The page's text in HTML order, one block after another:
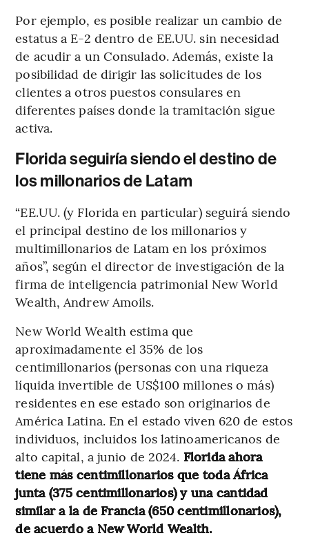
Por ejemplo, es posible realizar un cambio de
estatus a E-2 dentro de EE.UU. sin necesidad
de acudir a un Consulado. Además, existe la
posibilidad de dirigir las solicitudes de los
clientes a otros puestos consulares en
diferentes países donde la tramitación sigue
activa.
Florida seguiría siendo el destino de
los millonarios de Latam
“EE.UU. (y Florida en particular) seguirá siendo
el principal destino de los millonarios y
multimillonarios de Latam en los próximos
años”, según el director de investigación de la
firma de inteligencia patrimonial New World
Wealth, Andrew Amoils.
New World Wealth estima que
aproximadamente el 35% de los
centimillonarios (personas con una riqueza
líquida invertible de US$100 millones o más)
residentes en ese estado son originarios de
América Latina. En el estado viven 620 de estos
individuos, incluidos los latinoamericanos de
alto capital, a junio de 2024. Florida ahora
tiene más centimillonarios que toda África
junta (375 centimillonarios) y una cantidad
similar a la de Francia (650 centimillonarios),
de acuerdo a New World Wealth.